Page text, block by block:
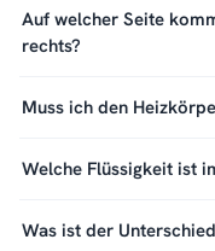
Auf welcher Seite
rechts?
Muss ich den
Welche Flüssigkeit ist
Was ist der